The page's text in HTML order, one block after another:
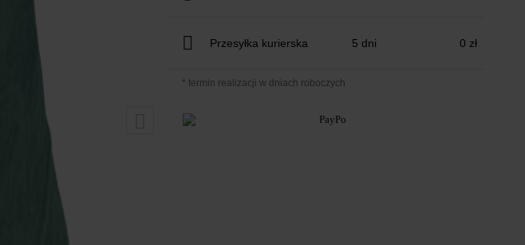
Przesyłka kurierska 5 dni 0 zł
* termin realizacji w dniach roboczych